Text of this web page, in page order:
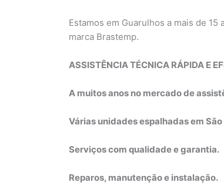
Estamos em Guarulhos a mais de
marca Brastemp.
ASSISTÊNCIA TÉCNICA RÁPIDA E
A muitos anos no mercado de
Várias unidades espalhadas em São
Serviços com qualidade e garantia.
Reparos, manutenção e instalação.